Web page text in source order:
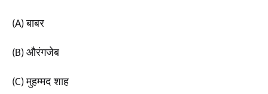
(A)बाबर
(B) औरंगजेब
(C)मुहम्मद शाह